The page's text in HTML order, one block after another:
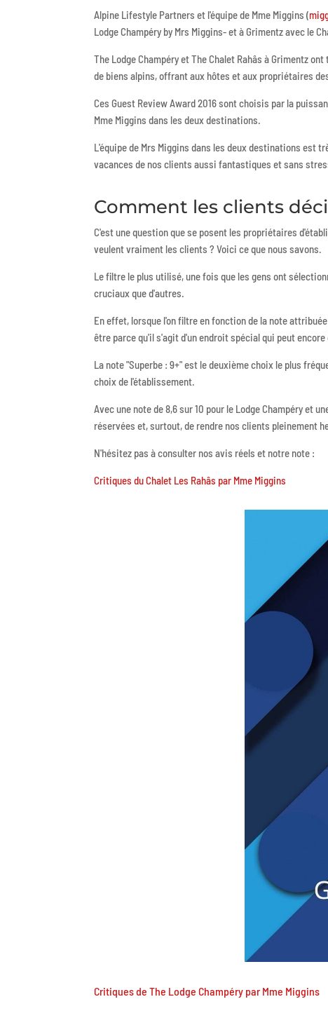
Alpine Lifestyle Partners et l'équipe de Mme Miggins (
Lodge Champéry by Mrs Miggins- et à Grimentz avec le
The Lodge Champéry et The Chalet Rahâs à Grimentz
de biens alpins, offrant aux hôtes et aux propriétaires
Ces Guest Review Award 2016 sont choisis par la
Mme Miggins dans les deux destinations.
L'équipe de Mrs Miggins dans les deux destinations est
vacances de nos clients aussi fantastiques et sans
Comment les clients
C'est une question que se posent les propriétaires
veulent vraiment les clients ? Voici ce que nous savons.
Le filtre le plus utilisé, une fois que les gens ont
cruciaux que d'autres.
En effet, lorsque l'on filtre en fonction de la note
être parce qu'il s'agit d'un endroit spécial qui peut encore
La note "Superbe : 9+" est le deuxième choix le plus
choix de l'établissement.
Avec une note de 8,6 sur 10 pour le Lodge Champéry et
réservées et, surtout, de rendre nos clients pleinement
N'hésitez pas à consulter nos avis réels et notre note :
Critiques du Chalet Les Rahâs par Mme Miggins
Critiques de The Lodge Champéry par Mme Miggins